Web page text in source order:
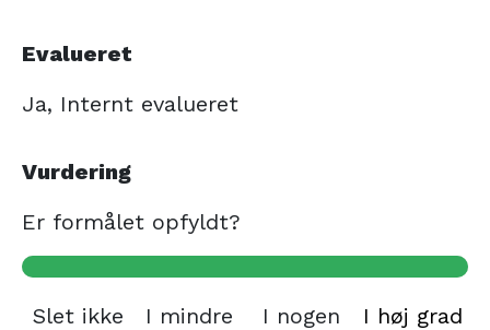
Evalueret
Ja, Internt evalueret
Vurdering
Er formålet opfyldt?
Slet ikke
I mindre
I nogen
I høj grad